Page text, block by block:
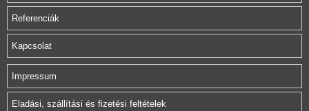
Referenciák
Kapcsolat
Impressum
Eladási, szállítási és fizetési feltételek